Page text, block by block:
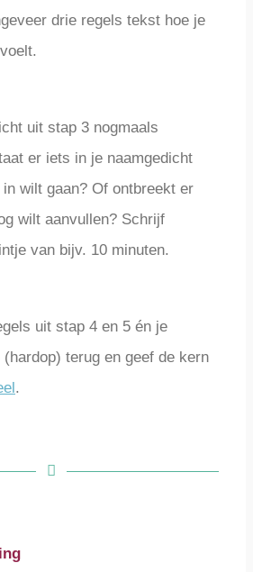
drie regels tekst hoe je
uit stap 3 nogmaals
er iets in je naamgedicht
wilt gaan? Of ontbreekt er
wilt aanvullen? Schrijf
van bijv. 10 minuten.
uit stap 4 en 5 én je
terug en geef de kern
.